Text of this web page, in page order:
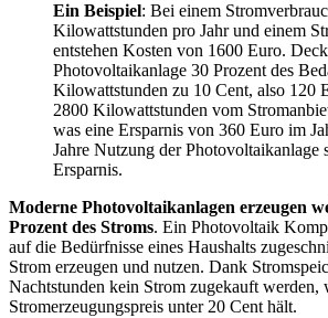
Ein Beispiel: Bei einem
Kilowattstunden pro Jahr und einem
entstehen Kosten von 1600 Euro.
Photovoltaikanlage 30 Prozent des
Kilowattstunden zu 10 Cent, also 120
2800 Kilowattstunden vom
was eine Ersparnis von 360 Euro im
Jahre Nutzung der Photovoltaikanlage
Ersparnis.
Moderne Photovoltaikanlagen erzeugen
Prozent des Stroms. Ein Photovoltaik
auf die Bedürfnisse eines Haushalts
Strom erzeugen und nutzen. Dank
Nachtstunden kein Strom zugekauft werden,
Stromerzeugungspreis unter 20 Cent hält.